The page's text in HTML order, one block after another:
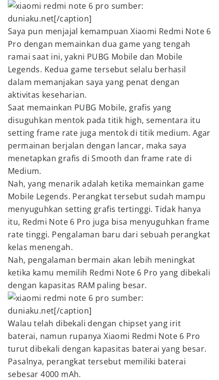
sumber:
duniaku.net[/caption]
Saya pun menjajal kemampuan Xiaomi Redmi Note 6
Pro dengan memainkan dua game yang tengah
ramai saat ini, yakni PUBG Mobile dan Mobile
Legends. Kedua game tersebut selalu berhasil
dalam memanjakan saya yang penat dengan
aktivitas keseharian.
Saat memainkan PUBG Mobile, grafis yang
disuguhkan mentok pada titik high, sementara itu
setting frame rate juga mentok di titik medium. Agar
permainan berjalan dengan lancar, maka saya
menetapkan grafis di Smooth dan frame rate di
Medium.
Nah, yang menarik adalah ketika memainkan game
Mobile Legends. Perangkat tersebut sudah mampu
menyuguhkan setting grafis tertinggi. Tidak hanya
itu, Redmi Note 6 Pro juga bisa menyuguhkan frame
rate tinggi. Pengalaman baru dari sebuah perangkat
kelas menengah.
Nah, pengalaman bermain akan lebih meningkat
ketika kamu memilih Redmi Note 6 Pro yang dibekali
dengan kapasitas RAM paling besar.
sumber:
duniaku.net[/caption]
Walau telah dibekali dengan chipset yang irit
baterai, namun rupanya Xiaomi Redmi Note 6 Pro
turut dibekali dengan kapasitas baterai yang besar.
Pasalnya, perangkat tersebut memiliki baterai
sebesar 4000 mAh.